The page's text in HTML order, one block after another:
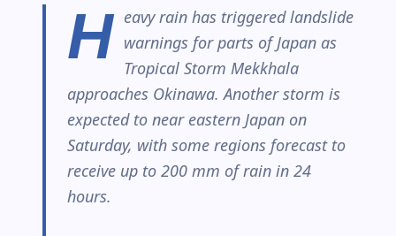
H eavy rain has triggered landslide
warnings for parts of Japan as
Tropical Storm Mekkhala
approaches Okinawa. Another storm is
expected to near eastern Japan on
Saturday, with some regions forecast to
receive up to 200 mm of rain in 24
hours.